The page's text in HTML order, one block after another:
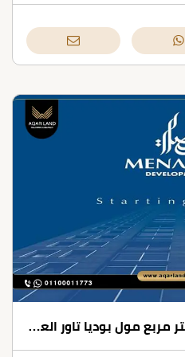
محل تجاري بمساحة 115 متر مربع مول بوديا تاور العاصمة الإدارية